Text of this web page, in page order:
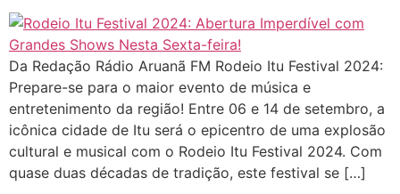
Da Redação Rádio Aruanã FM Rodeio Itu Festival 2024:
Prepare-se para o maior evento de música e
entretenimento da região! Entre 06 e 14 de setembro, a
icônica cidade de Itu será o epicentro de uma explosão
cultural e musical com o Rodeio Itu Festival 2024. Com
quase duas décadas de tradição, este festival se […]